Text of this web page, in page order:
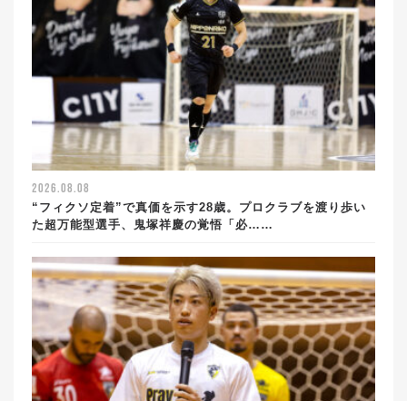
2026.08.08
“フィクソ定着”で真価を示す28歳。プロクラブを渡り歩い
た超万能型選手、鬼塚祥慶の覚悟「必……